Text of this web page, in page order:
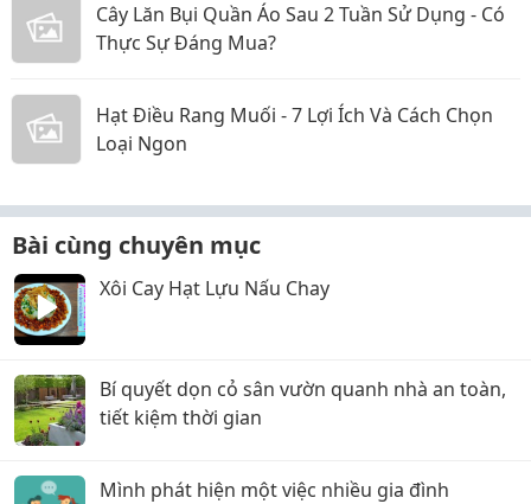
Cây Lăn Bụi Quần Áo Sau 2 Tuần Sử Dụng - Có
Thực Sự Đáng Mua?
Hạt Điều Rang Muối - 7 Lợi Ích Và Cách Chọn
Loại Ngon
Bài cùng chuyên mục
Xôi Cay Hạt Lựu Nấu Chay
Bí quyết dọn cỏ sân vườn quanh nhà an toàn,
tiết kiệm thời gian
Mình phát hiện một việc nhiều gia đình